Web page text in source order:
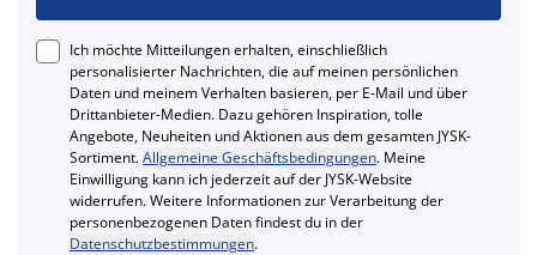
Ich möchte Mitteilungen erhalten, einschließlich
personalisierter Nachrichten, die auf meinen persönlichen
Daten und meinem Verhalten basieren, per E-Mail und über
Drittanbieter-Medien. Dazu gehören Inspiration, tolle
Angebote, Neuheiten und Aktionen aus dem gesamten JYSK-
Sortiment.Allgemeine Geschäftsbedingungen. Meine
Einwilligung kann ich jederzeit auf der JYSK-Website
widerrufen. Weitere Informationen zur Verarbeitung der
personenbezogenen Daten findest du in der
Datenschutzbestimmungen.